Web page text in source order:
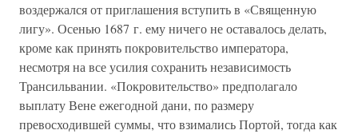
воздержался от приглашения вступить в «Священную
лигу». Осенью 1687 г. ему ничего не оставалось делать,
кроме как принять покровительство императора,
несмотря на все усилия сохранить независимость
Трансильвании. «Покровительство» предполагало
выплату Вене ежегодной дани, по размеру
превосходившей суммы, что взимались Портой, тогда как